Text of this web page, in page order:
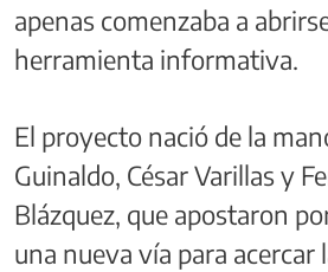
apenas comenzaba a
herramienta informativa.
El proyecto nació de la
Guinaldo, César Varillas y
Blázquez, que apostaron
una nueva vía para acercar